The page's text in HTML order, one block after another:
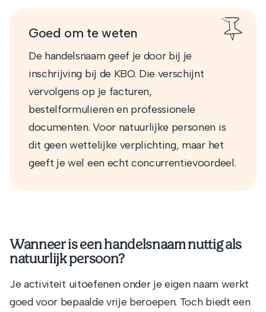
Goed om te weten
De handelsnaam geef je door bij je
inschrijving bij de KBO. Die verschijnt
vervolgens op je facturen,
bestelformulieren en professionele
documenten. Voor natuurlijke personen is
dit geen wettelijke verplichting, maar het
geeft je wel een echt concurrentievoordeel.
Wanneer is een handelsnaam nuttig als
natuurlijk persoon?
Je activiteit uitoefenen onder je eigen naam werkt
goed voor bepaalde vrije beroepen. Toch biedt een